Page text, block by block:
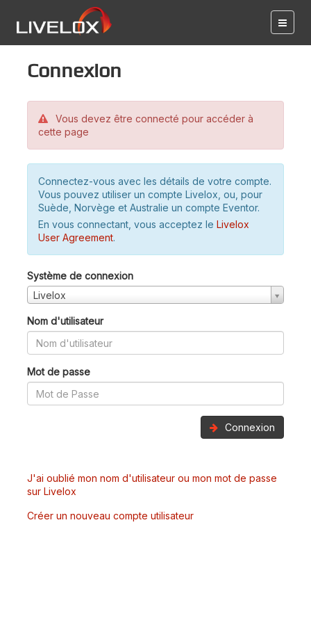
Connexion
Vous devez être connecté pour accéder à
cette page
Connectez-vous avec les détails de votre compte.
Vous pouvez utiliser un compte Livelox, ou, pour
Suède, Norvège et Australie un compte Eventor.
En vous connectant, vous acceptez le Livelox
User Agreement.
Système de connexion
Livelox
Nom d'utilisateur
Mot de passe
Connexion
J'ai oublié mon nom d'utilisateur ou mon mot de passe
sur Livelox
Créer un nouveau compte utilisateur